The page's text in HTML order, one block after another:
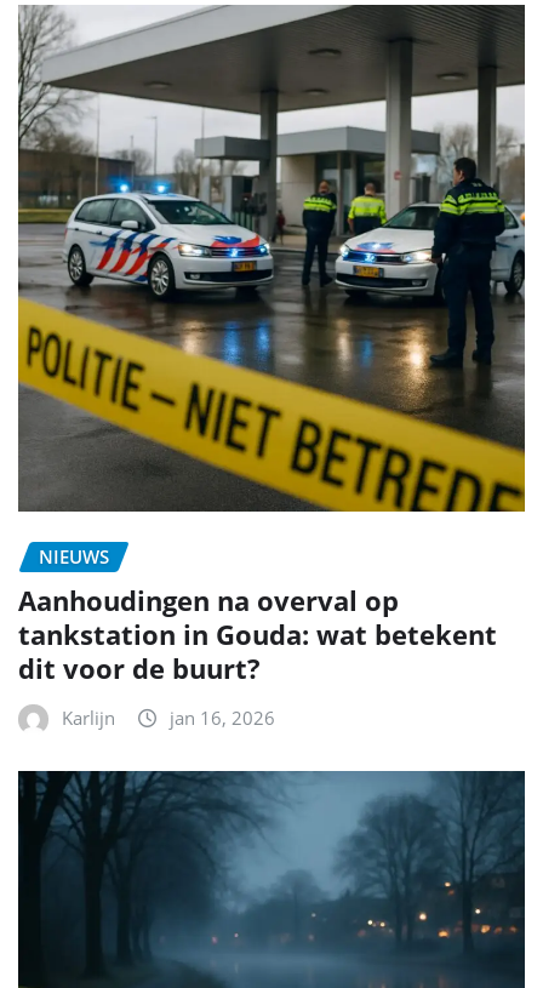
NIEUWS
Aanhoudingen na overval op
tankstation in Gouda: wat betekent
dit voor de buurt?
Karlijn jan 16, 2026